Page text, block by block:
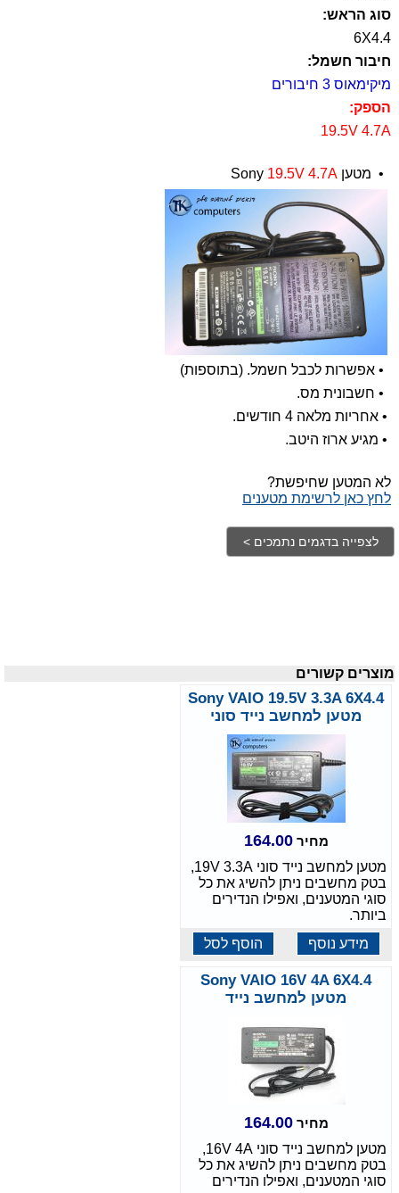
סוג הראש:
6X4.4
חיבור חשמל:
מיקימאוס 3 חיבורים
הספק:
19.5V 4.7A
• מטען Sony 19.5V 4.7A
• אפשרות לכבל חשמל. (בתוספות)
• חשבונית מס.
• אחריות מלאה 4 חודשים.
• מגיע ארוז היטב.
לא המטען שחיפשת?
לחץ כאן לרשימת מטענים
מוצרים קשורים
Sony VAIO 19.5V 3.3A 6X4.4
מטען למחשב נייד סוני
מחיר164.00
מטען למחשב נייד סוני 19V 3.3A,
בטק מחשבים ניתן להשיג את כל
סוגי המטענים, ואפילו הנדירים
ביותר.
מידע נוסף
הוסף לסל
Sony VAIO 16V 4A 6X4.4
מטען למחשב נייד
מחיר164.00
מטען למחשב נייד סוני 16V 4A,
בטק מחשבים ניתן להשיג את כל
סוגי המטענים, ואפילו הנדירים